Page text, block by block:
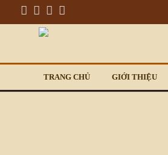
TRANG CHỦ GIỚI THIỆU